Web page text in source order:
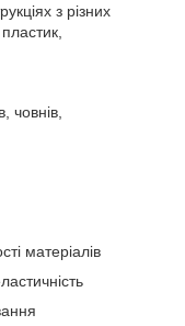
з різних
човнів,
матеріалів